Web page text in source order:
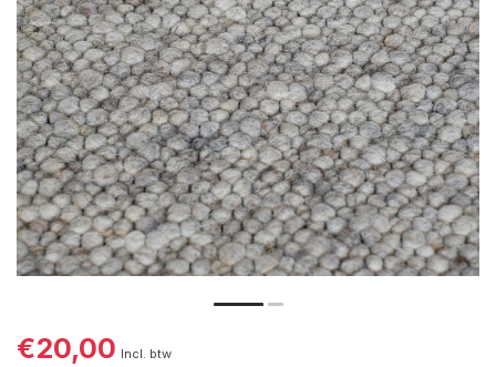
€20,00 Incl. btw